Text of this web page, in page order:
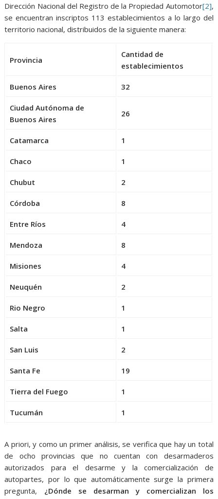
Dirección Nacional del Registro de la Propiedad Automotor[2],
se encuentran inscriptos 113 establecimientos a lo largo del
territorio nacional, distribuidos de la siguiente manera:
Provincia
Cantidad de
establecimientos
Buenos Aires 32
Ciudad Autónoma de
Buenos Aires
26
Catamarca 1
Chaco 1
Chubut 2
Córdoba 8
Entre Ríos 4
Mendoza 8
Misiones 4
Neuquén 2
Rio Negro 1
Salta 1
San Luis 2
Santa Fe 19
Tierra del Fuego 1
Tucumán 1
A priori, y como un primer análisis, se verifica que hay un total
de ocho provincias que no cuentan con desarmaderos
autorizados para el desarme y la comercialización de
autopartes, por lo que automáticamente surge la primera
pregunta, ¿Dónde se desarman y comercializan los